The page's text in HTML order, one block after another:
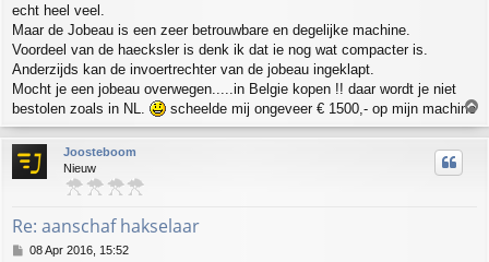
echt heel veel.
Maar de Jobeau is een zeer betrouwbare en degelijke machine.
Voordeel van de haecksler is denk ik dat ie nog wat compacter is.
Anderzijds kan de invoertrechter van de jobeau ingeklapt.
Mocht je een jobeau overwegen.....in Belgie kopen !! daar wordt je niet
bestolen zoals in NL.
scheelde mij ongeveer € 1500,- op mijn machine
o
p
Joosteboom
Nieuw
Re: aanschaf hakselaar
P08 Apr 2016, 15:52